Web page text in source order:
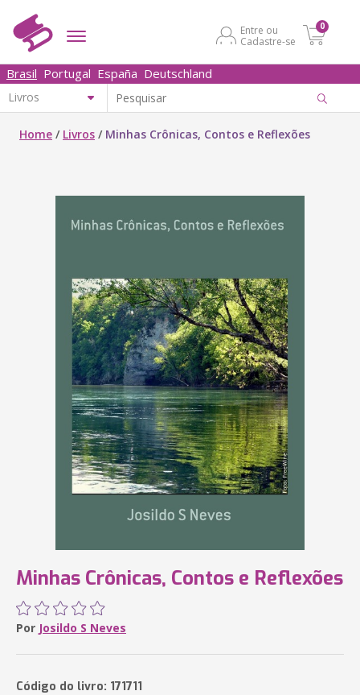
Entre ou
Cadastre-se
0
Brasil Portugal España Deutschland
Home / Livros / Minhas Crônicas, Contos e Reflexões
Minhas Crônicas, Contos e Reflexões
Por Josildo S Neves
Código do livro: 171711